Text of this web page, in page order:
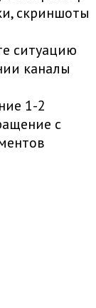
скриншоты
ситуацию
каналы
1-2
с